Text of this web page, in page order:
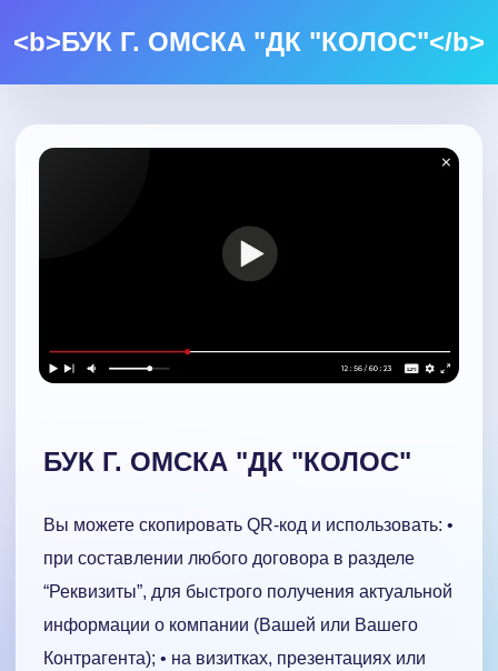
<b>БУК Г. ОМСКА "ДК "КОЛОС"</b>
БУК Г. ОМСКА "ДК "КОЛОС"
Вы можете скопировать QR-код и использовать: •
при составлении любого договора в разделе
“Реквизиты”, для быстрого получения актуальной
информации о компании (Вашей или Вашего
Контрагента); • на визитках, презентациях или